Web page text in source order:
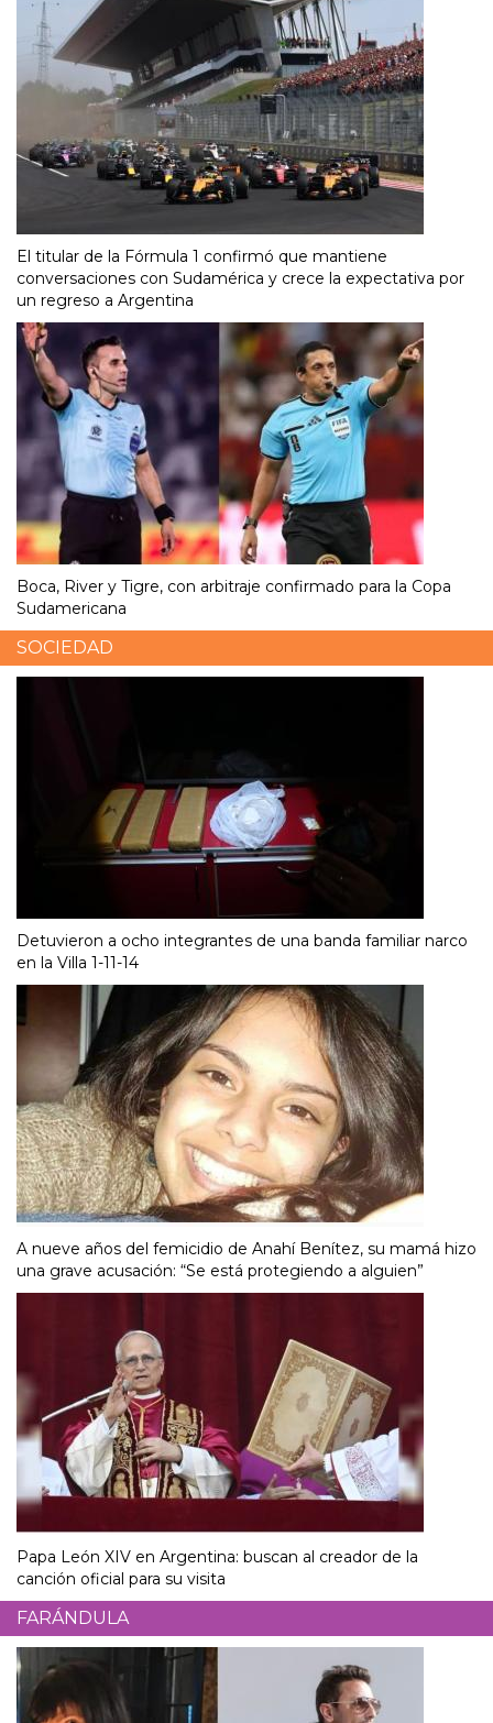
El titular de la Fórmula 1 confirmó que mantiene
conversaciones con Sudamérica y crece la expectativa por
un regreso a Argentina
Boca, River y Tigre, con arbitraje confirmado para la Copa
Sudamericana
SOCIEDAD
Detuvieron a ocho integrantes de una banda familiar narco
en la Villa 1-11-14
A nueve años del femicidio de Anahí Benítez, su mamá hizo
una grave acusación: “Se está protegiendo a alguien”
Papa León XIV en Argentina: buscan al creador de la
canción oficial para su visita
FARÁNDULA